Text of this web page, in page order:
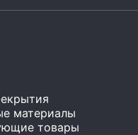
материалы
товары